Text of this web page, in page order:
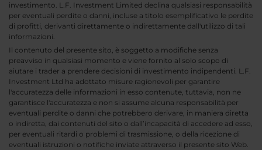
investimento. L.F. Investment Limited declina qualsiasi responsabilità
per eventuali perdite o danni, incluse a titolo esemplificativo le perdite
di profitti, derivanti direttamente o indirettamente dall'utilizzo di tali
informazioni.
Il contenuto del presente sito, è soggetto a modifiche senza
preavviso in qualsiasi momento e viene fornito al solo scopo di
aiutare i trader a prendere decisioni di investimento indipendenti. L.F.
Investment Ltd ha adottato misure ragionevoli per garantire
l'accuratezza delle informazioni in esso contenute, tuttavia, non ne
garantisce l'accuratezza e non si assume alcuna responsabilità per
eventuali perdite o danni che potrebbero derivare, in maniera diretta
o indiretta, dai contenuti del sito o dall’incapacità di accedere ad esso,
per eventuali ritardi o problemi di trasmissione, o della ricezione di
eventuali istruzioni o notifiche inviate attraverso il presente sito Web.